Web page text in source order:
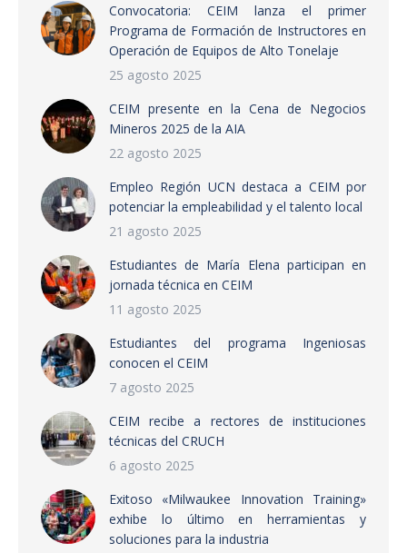
Convocatoria: CEIM lanza el primer
Programa de Formación de Instructores en
Operación de Equipos de Alto Tonelaje
25 agosto 2025
CEIM presente en la Cena de Negocios
Mineros 2025 de la AIA
22 agosto 2025
Empleo Región UCN destaca a CEIM por
potenciar la empleabilidad y el talento local
21 agosto 2025
Estudiantes de María Elena participan en
jornada técnica en CEIM
11 agosto 2025
Estudiantes del programa Ingeniosas
conocen el CEIM
7 agosto 2025
CEIM recibe a rectores de instituciones
técnicas del CRUCH
6 agosto 2025
Exitoso «Milwaukee Innovation Training»
exhibe lo último en herramientas y
soluciones para la industria